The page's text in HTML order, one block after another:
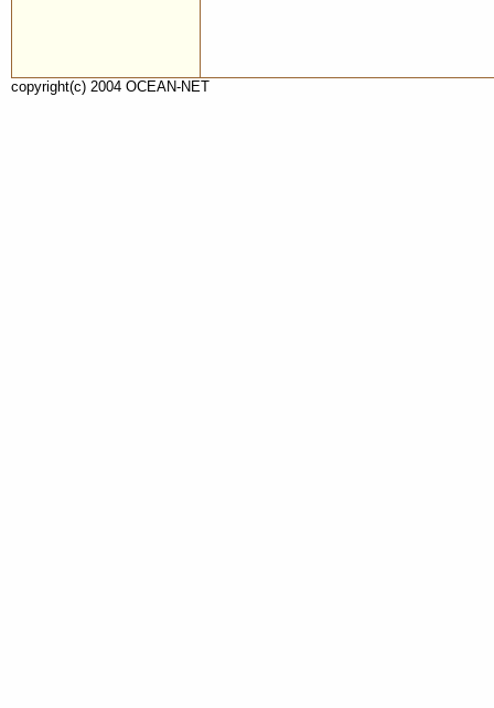
copyright(c) 2004 OCEAN-NET